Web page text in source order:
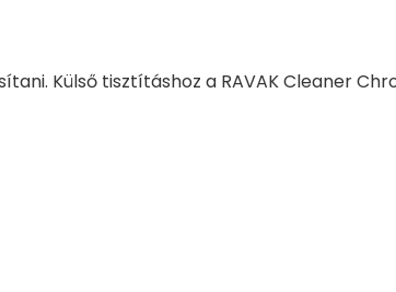
Külső tisztításhoz a RAVAK Cleaner